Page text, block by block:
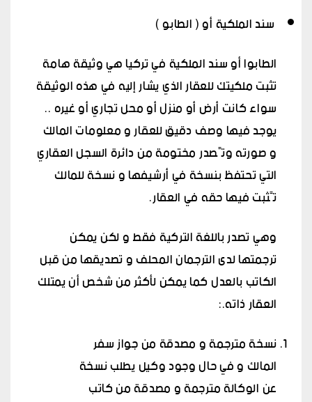
سند الملكية أو ( الطابو )
الطابوا أو سند الملكية في تركيا هي وثيقة هامة
تثبت ملكيتك للعقار الذي يشار إليه في هذه الوثيقة
سواء كانت أرض أو منزل أو محل تجاري أو غيره ..
يوجد فيها وصف دقيق للعقار و معلومات المالك
و صورته وتًصدر مختومة من دائرة السجل العقاري
التي تحتفظ بنسخة في أرشيفها و نسخة للمالك
تًثبت فيها حقه في العقار.
وهي تصدر باللغة التركية فقط و لكن يمكن
ترجمتها لدى الترجمان المحلف و تصديقها من قبل
الكاتب بالعدل كما يمكن لأكثر من شخص أن يمتلك
العقار ذاته.:
نسخة مترجمة و مصدقة من جواز سفر
المالك و في حال وجود وكيل يطلب نسخة
عن الوكالة مترجمة و مصدقة من كاتب